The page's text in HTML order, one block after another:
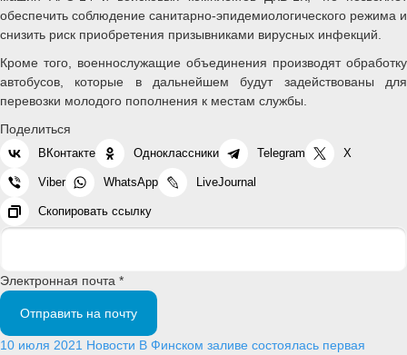
обеспечить соблюдение санитарно-эпидемиологического режима и
снизить риск приобретения призывниками вирусных инфекций.
Кроме того, военнослужащие объединения производят обработку
автобусов, которые в дальнейшем будут задействованы для
перевозки молодого пополнения к местам службы.
Поделиться
ВКонтакте Одноклассники Telegram X
Viber WhatsApp LiveJournal
Скопировать ссылку
Электронная почта *
Отправить на почту
10 июля 2021 Новости В Финском заливе состоялась первая